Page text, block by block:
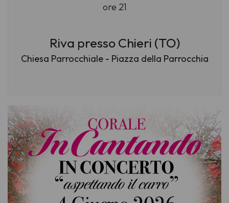
ore 21
Riva presso Chieri (TO)
Chiesa Parrocchiale - Piazza della Parrocchia